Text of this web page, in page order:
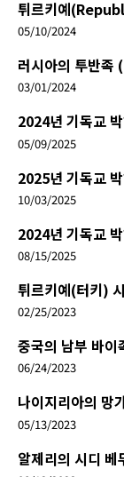
튀르키예
05/10/2024
러시아의 투반
03/01/2024
2024년 기독교
05/09/2025
2025년 기독교
10/03/2025
2024년 기독교
08/15/2025
튀르키예(터키)
02/25/2023
중국의 남부 바
06/24/2023
나이지리아의
05/13/2023
알제리의 시디